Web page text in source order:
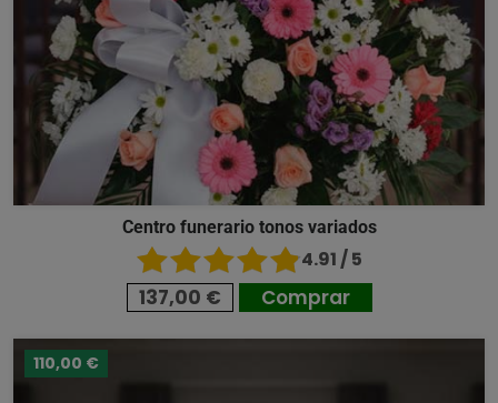
Centro funerario tonos variados
4.91 / 5
137,00 € Comprar
110,00 €